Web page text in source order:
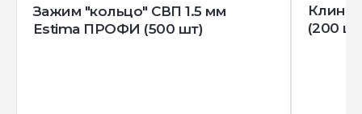
Зажим "кольцо" СВП 1.5 мм
Estima ПРОФИ (500 шт)
Клин
(200